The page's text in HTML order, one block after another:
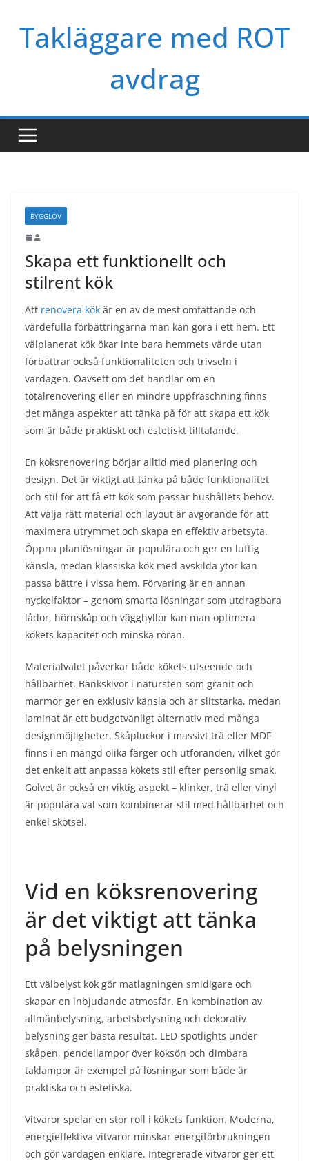
contentTakläggare med ROT
avdrag
BYGGLOV
Skapa ett funktionellt och
stilrent kök
Att renovera kök är en av de mest omfattande och
värdefulla förbättringarna man kan göra i ett hem. Ett
välplanerat kök ökar inte bara hemmets värde utan
förbättrar också funktionaliteten och trivseln i
vardagen. Oavsett om det handlar om en
totalrenovering eller en mindre uppfräschning finns
det många aspekter att tänka på för att skapa ett kök
som är både praktiskt och estetiskt tilltalande.
En köksrenovering börjar alltid med planering och
design. Det är viktigt att tänka på både funktionalitet
och stil för att få ett kök som passar hushållets behov.
Att välja rätt material och layout är avgörande för att
maximera utrymmet och skapa en effektiv arbetsyta.
Öppna planlösningar är populära och ger en luftig
känsla, medan klassiska kök med avskilda ytor kan
passa bättre i vissa hem. Förvaring är en annan
nyckelfaktor – genom smarta lösningar som utdragbara
lådor, hörnskåp och vägghyllor kan man optimera
kökets kapacitet och minska röran.
Materialvalet påverkar både kökets utseende och
hållbarhet. Bänkskivor i natursten som granit och
marmor ger en exklusiv känsla och är slitstarka, medan
laminat är ett budgetvänligt alternativ med många
designmöjligheter. Skåpluckor i massivt trä eller MDF
finns i en mängd olika färger och utföranden, vilket gör
det enkelt att anpassa kökets stil efter personlig smak.
Golvet är också en viktig aspekt – klinker, trä eller vinyl
är populära val som kombinerar stil med hållbarhet och
enkel skötsel.
Vid en köksrenovering
är det viktigt att tänka
på belysningen
Ett välbelyst kök gör matlagningen smidigare och
skapar en inbjudande atmosfär. En kombination av
allmänbelysning, arbetsbelysning och dekorativ
belysning ger bästa resultat. LED-spotlights under
skåpen, pendellampor över köksön och dimbara
taklampor är exempel på lösningar som både är
praktiska och estetiska.
Vitvaror spelar en stor roll i kökets funktion. Moderna,
energieffektiva vitvaror minskar energiförbrukningen
och gör vardagen enklare. Integrerade vitvaror ger ett